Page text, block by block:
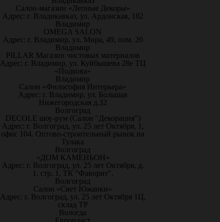
Салон-магазин «Лепные Декоры»
Адрес: г. Владикавказ, ул. Ардонская, 182
Владимир
OMEGA SALON
Адрес: г. Владимир, ул. Мира, 49, пом. 20
Владимир
PILLAR Магазин чистовых материалов
Адрес: г. Владимир, ул. Куйбышева 28е ТЦ
«Подкова»
Владимир
Салон «Философия Интерьера»
Адрес: г. Владимир, ул. Большая
Нижегородская д.32
Волгоград
DECOLE шоу-рум (Салон "Декорация")
Адрес: г. Волгоград, ул. 25 лет Октября, 1,
офис 104. Оптово-строительный рынок на
Тулака
Волгоград
«ДОМ КАМЕНЬОН»
Адрес: г. Волгоград, ул. 25 лет Октября, д.
1, стр. 1, ТК "Фаворит".
Волгоград
Салон «Свет Южанки»
Адрес: г. Волгоград, ул. 25 лет Октября 1Ц,
склад ТР
Вологда
Европласт